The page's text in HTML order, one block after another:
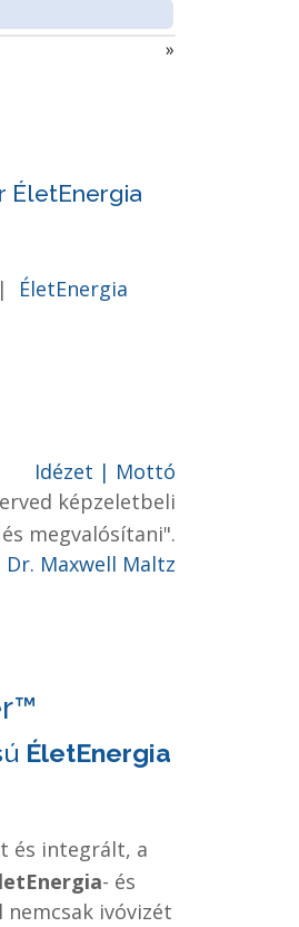
»
ÉletEnergia
| ÉletEnergia
Idézet | Mottó
képzeletbeli
megvalósítani".
Dr. Maxwell Maltz
ÉletEnergia
és integrált, a
- és
ivóvizét